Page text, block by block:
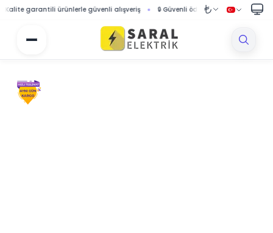
garantili ürünlerle güvenli alışveriş 🔒 Güvenli ödeme sistemi ile korumalı